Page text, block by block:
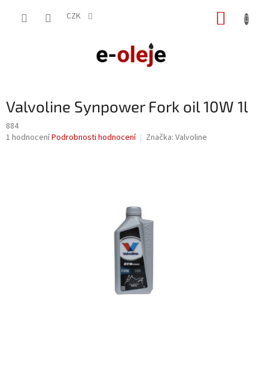
CZK
Valvoline Synpower Fork oil 10W 1l
884
Průměrné
1 hodnoceníPodrobnosti hodnocení Značka: Valvoline